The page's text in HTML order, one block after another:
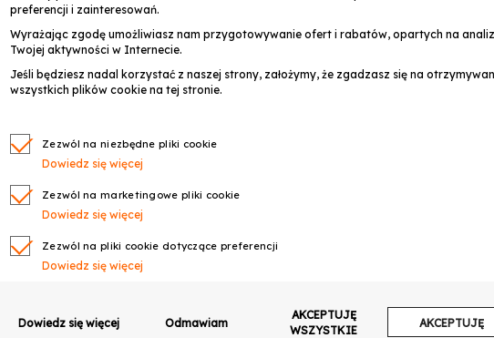
Zapytaj o dostępność
preferencji i zainteresowań.
Wyrażając zgodę umożliwiasz nam przygotowywanie ofert i rabatów, opartych na
Twojej aktywności w Internecie.
Jeśli będziesz nadal korzystać z naszej strony, założymy, że zgadzasz się na
wszystkich plików cookie na tej stronie.
Zezwól na niezbędne pliki cookie
Dowiedz się więcej
Zezwól na marketingowe pliki cookie
Dowiedz się więcej
Zezwól na pliki cookie dotyczące preferencji
Dowiedz się więcej
Dowiedz się więcej
Dowiedz się więcej Odmawiam
AKCEPTUJĘ
WSZYSTKIE
AKCEPTUJĘ